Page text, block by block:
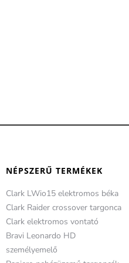
NÉPSZERŰ TERMÉKEK
Clark LWio15 elektromos béka
Clark Raider crossover targonca
Clark elektromos vontató
Bravi Leonardo HD
személyemelő